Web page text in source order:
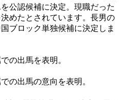
公認候補に決定。現職だった
めたとされています。長男の
ブロック単独候補に決定しま
の出馬を表明。
の出馬の意向を表明。